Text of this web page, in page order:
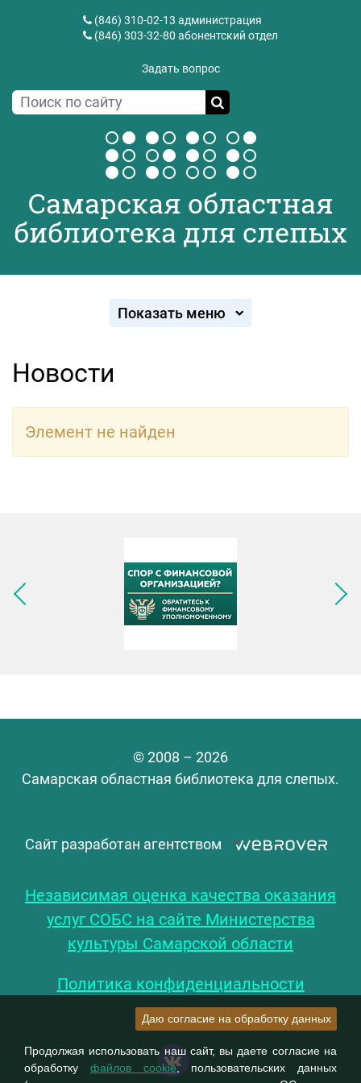
(846) 310-02-13 администрация
(846) 303-32-80 абонентский отдел
Задать вопрос
Самарская областная
библиотека для слепых
Показать меню
Новости
Элемент не найден
Следующее изображение
© 2008 – 2026
Самарская областная библиотека для слепых.
Сайт разработан агентством
Независимая оценка качества оказания
услуг СОБС на сайте Министерства
культуры Самарской области
Политика конфиденциальности
Даю согласие на обработку данных
Продолжая использовать наш сайт, вы даете согласие на
обработку файлов cookie, пользовательских данных